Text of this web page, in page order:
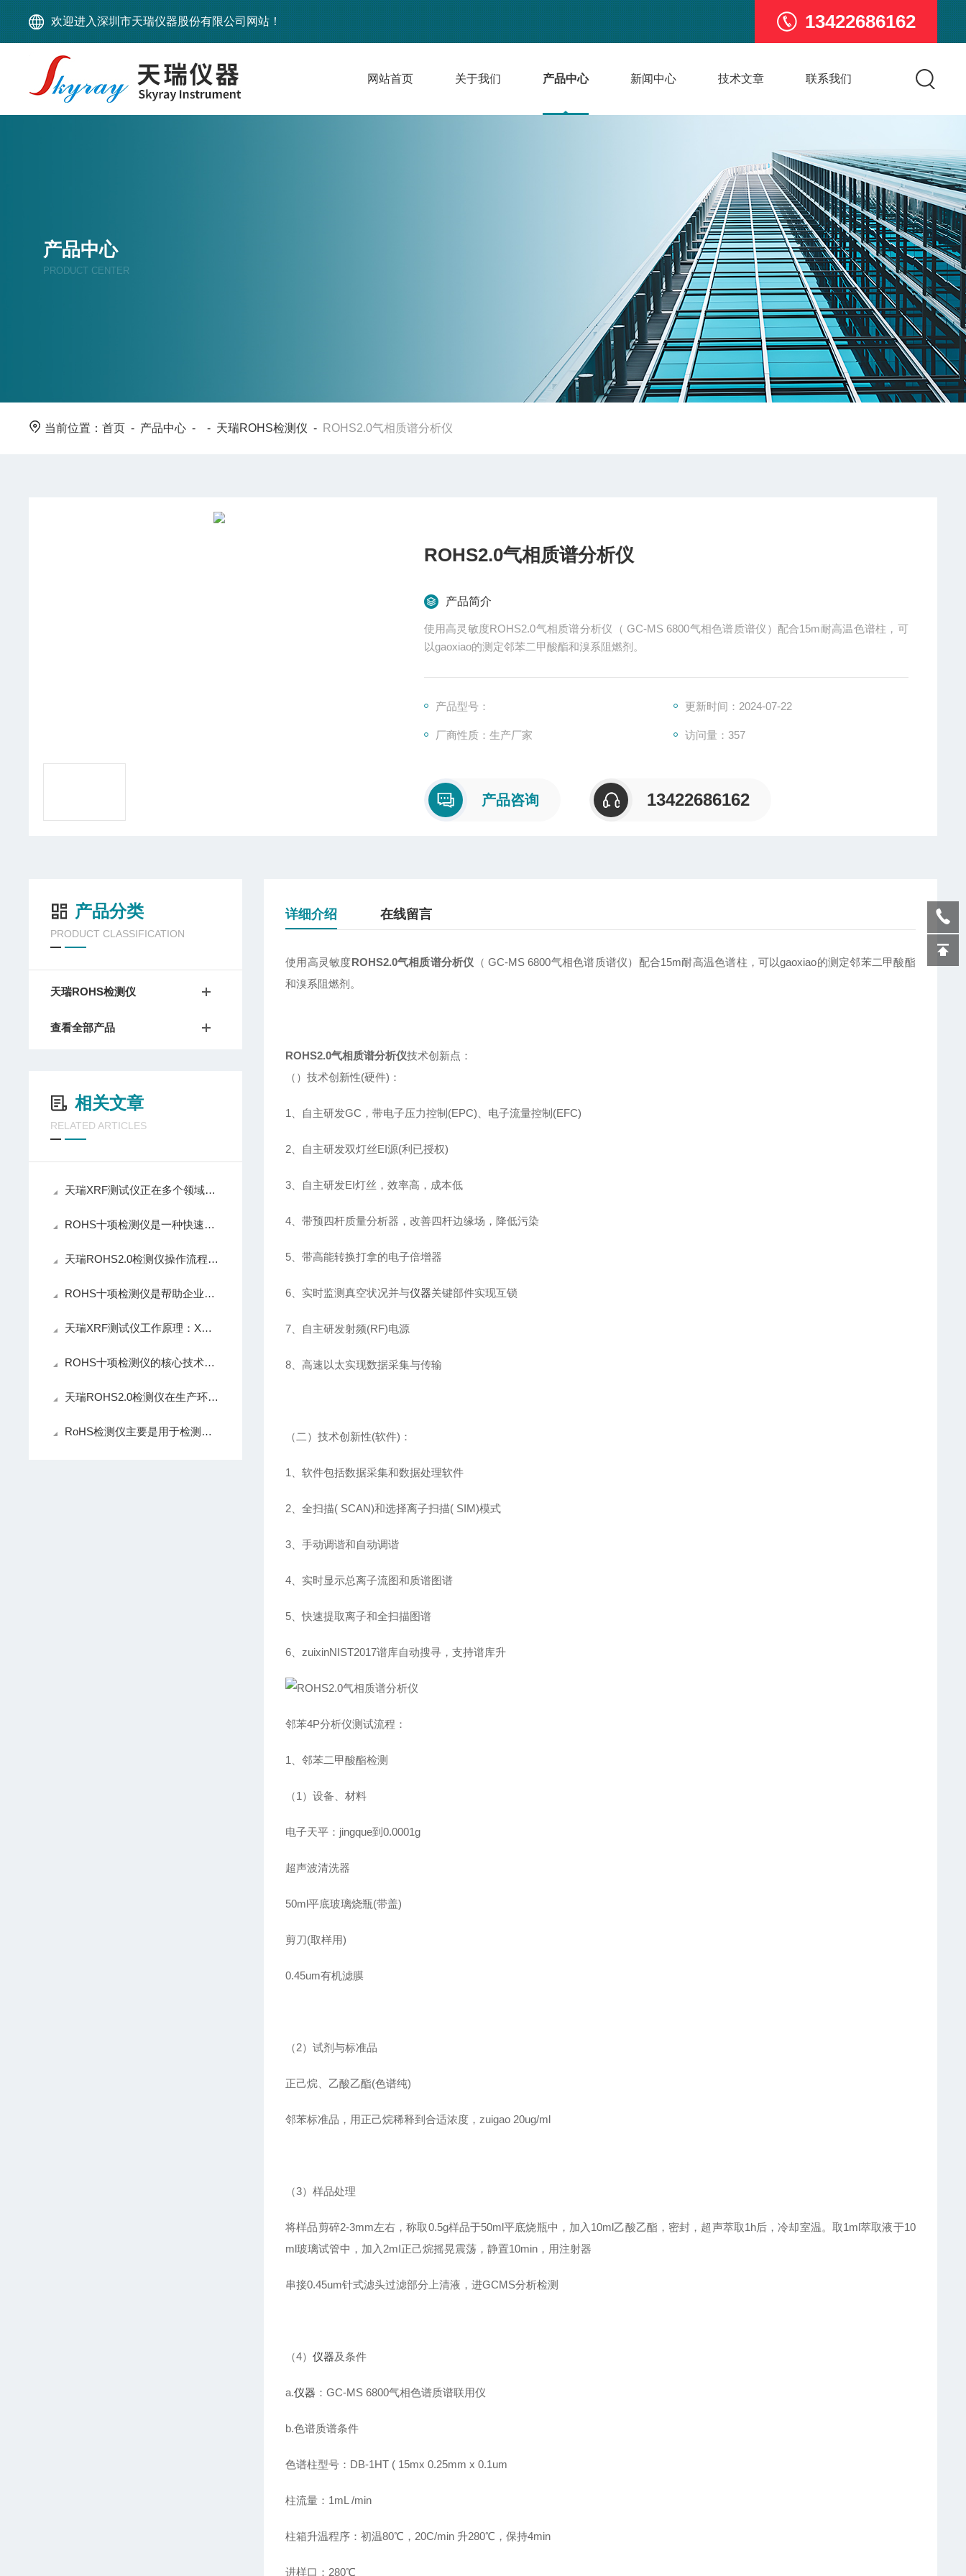
欢迎进入深圳市天瑞仪器股份有限公司网站！ 13422686162
网站首页 关于我们 产品中心 新闻中心 技术文章 联系我们
产品中心
PRODUCT CENTER
当前位置：首页 - 产品中心 - - 天瑞ROHS检测仪 - ROHS2.0气相质谱分析仪
ROHS2.0气相质谱分析仪
产品简介
使用高灵敏度ROHS2.0气相质谱分析仪（ GC-MS 6800气相色谱质谱仪）配合15m耐高温色谱柱，可
以gaoxiao的测定邻苯二甲酸酯和溴系阻燃剂。
产品型号： 更新时间：2024-07-22
厂商性质：生产厂家 访问量：357
产品咨询 13422686162
产品分类
PRODUCT CLASSIFICATION
天瑞ROHS检测仪
查看全部产品
相关文章
RELATED ARTICLES
天瑞XRF测试仪正在多个领域中发挥材料分析的作用
ROHS十项检测仪是一种快速分析样品成分的分析工具
天瑞ROHS2.0检测仪操作流程简洁、检测效率高
ROHS十项检测仪是帮助企业确保产品环保合规的核心仪器
天瑞XRF测试仪工作原理：X射线荧光的基础机制
ROHS十项检测仪的核心技术是X射线荧光光谱分析
天瑞ROHS2.0检测仪在生产环节中扮演了什么角色？
RoHS检测仪主要是用于检测什么的？
详细介绍 在线留言
使用高灵敏度ROHS2.0气相质谱分析仪 （ GC-MS 6800气相色谱质谱仪）配合15m耐高温色谱柱，可以gaoxiao的测定邻苯二甲酸酯
和溴系阻燃剂。
ROHS2.0气相质谱分析仪技术创新点：
（）技术创新性(硬件)：
1、自主研发GC，带电子压力控制(EPC)、电子流量控制(EFC)
2、自主研发双灯丝EI源(利已授权)
3、自主研发EI灯丝，效率高，成本低
4、带预四杆质量分析器，改善四杆边缘场，降低污染
5、带高能转换打拿的电子倍增器
6、实时监测真空状况并与仪器关键部件实现互锁
7、自主研发射频(RF)电源
8、高速以太实现数据采集与传输
（二）技术创新性(软件)：
1、软件包括数据采集和数据处理软件
2、全扫描( SCAN)和选择离子扫描( SIM)模式
3、手动调谐和自动调谐
4、实时显示总离子流图和质谱图谱
5、快速提取离子和全扫描图谱
6、zuixinNIST2017谱库自动搜寻，支持谱库升
邻苯4P分析仪测试流程：
1、邻苯二甲酸酯检测
（1）设备、材料
电子天平：jingque到0.0001g
超声波清洗器
50ml平底玻璃烧瓶(带盖)
剪刀(取样用)
0.45um有机滤膜
（2）试剂与标准品
正己烷、乙酸乙酯(色谱纯)
邻苯标准品，用正己烷稀释到合适浓度，zuigao 20ug/ml
（3）样品处理
将样品剪碎2-3mm左右，称取0.5g样品于50ml平底烧瓶中，加入10ml乙酸乙酯，密封，超声萃取1h后，冷却室温。取1ml萃取液于10
ml玻璃试管中，加入2mI正己烷摇晃震荡，静置10min，用注射器
串接0.45um针式滤头过滤部分上清液，进GCMS分析检测
（4）仪器及条件
a.仪器 ：GC-MS 6800气相色谱质谱联用仪
b.色谱质谱条件
色谱柱型号：DB-1HT ( 15mx 0.25mm x 0.1um
柱流量：1mL /min
柱箱升温程序：初温80℃，20C/min 升280℃，保持4min
进样口：280℃